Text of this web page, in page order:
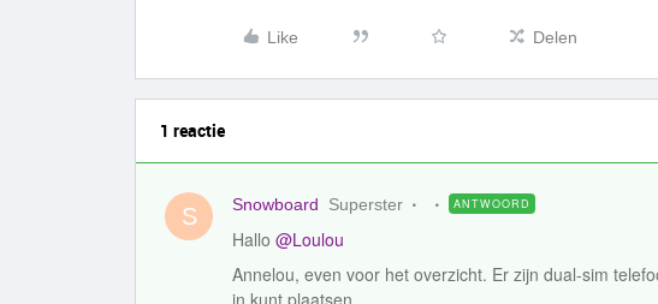
Like Delen
1 reactie
S Snowboard Superster ANTWOORD
Hallo @Loulou
Annelou, even voor het overzicht. Er zijn dual-sim
in kunt plaatsen.